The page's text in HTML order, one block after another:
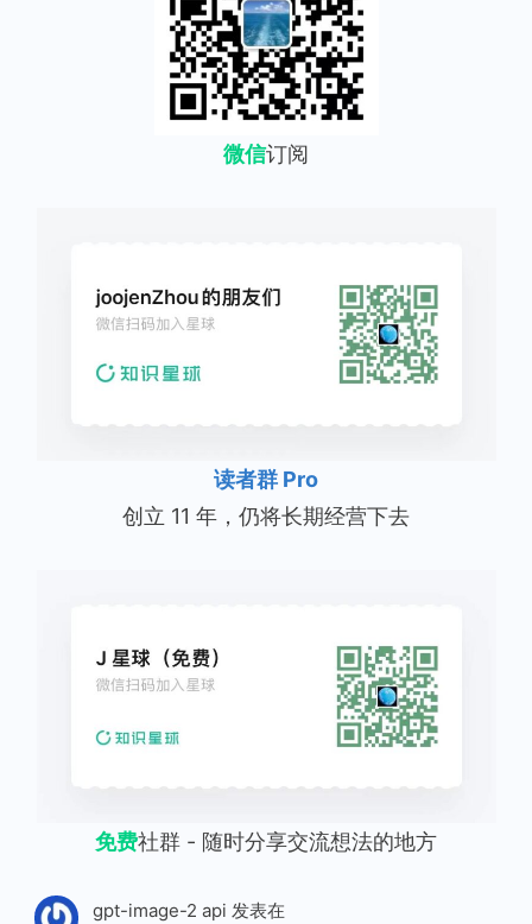
微信订阅
读者群 Pro
创立 11 年，仍将长期经营下去
免费社群 - 随时分享交流想法的地方
gpt-image-2 api 发表在